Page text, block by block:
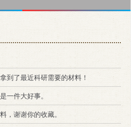
到了最近科研需要的材料！
一件大好事。
，谢谢你的收藏。